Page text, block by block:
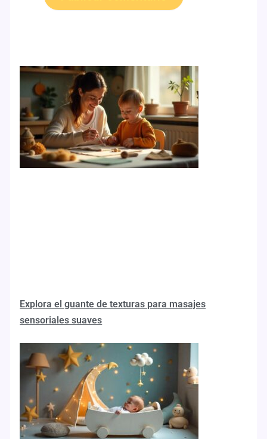
Explora el guante de texturas para masajes
sensoriales suaves